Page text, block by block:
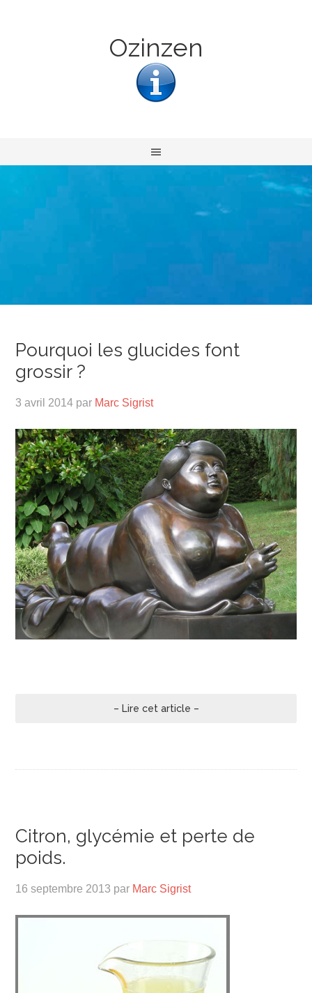
Ozinzen
Pourquoi les glucides font
grossir ?
3 avril 2014 par Marc Sigrist
– Lire cet article –
Citron, glycémie et perte de
poids.
16 septembre 2013 par Marc Sigrist